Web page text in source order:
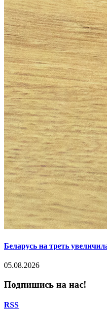
Беларусь на треть
05.08.2026
Подпишись на нас!
RSS